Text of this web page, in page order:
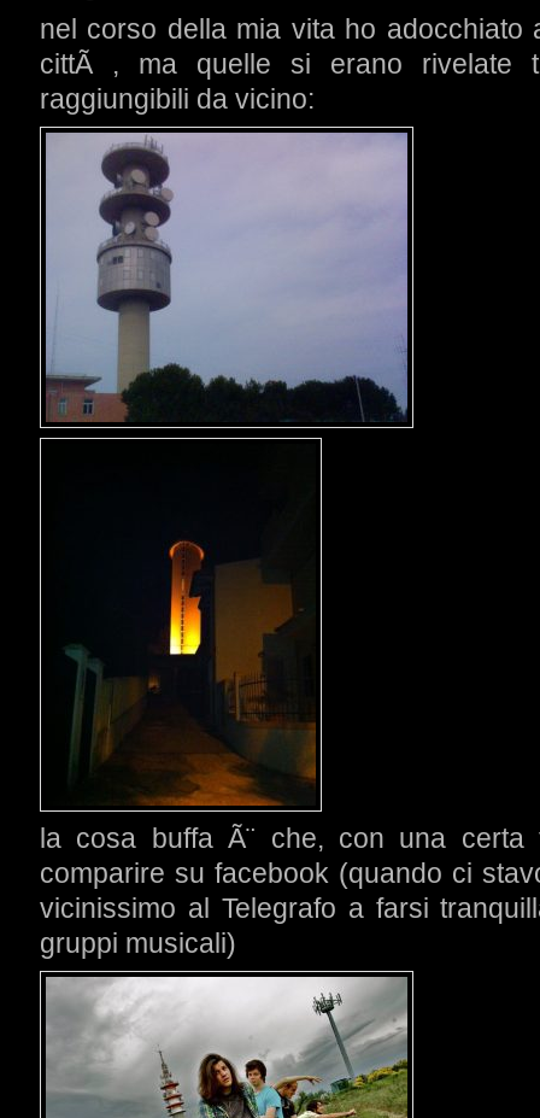
nel corso della mia vita ho adocchiato
cittÃ , ma quelle si erano rivelate
raggiungibili da vicino:
la cosa buffa Ã¨ che, con una certa
comparire su facebook (quando ci
vicinissimo al Telegrafo a farsi
gruppi musicali)